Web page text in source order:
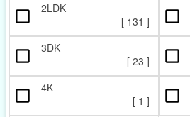
2LDK
[ 131 ]
3DK
[ 23 ]
4K
[ 1 ]